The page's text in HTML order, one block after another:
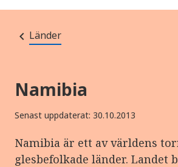
Länder
Namibia
Senast uppdaterat: 30.10.2013
Namibia är ett av världens
glesbefolkade länder. Landet